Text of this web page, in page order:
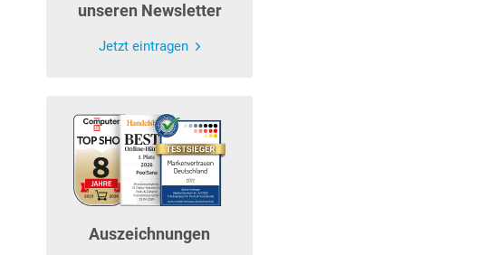
unseren Newsletter
Jetzt eintragen
Auszeichnungen